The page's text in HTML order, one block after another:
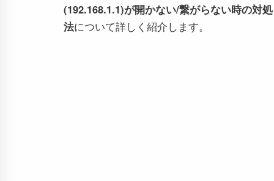
(192.168.1.1)が開かない/繋がらない時の対処
法について詳しく紹介します。